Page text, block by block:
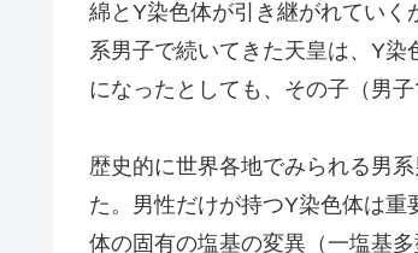
綿とY染色体が引き継がれてい
系男子で続いてきた天皇は、Y
になったとしても、その子（男
歴史的に世界各地でみられる男
た。男性だけが持つY染色体は
体の固有の塩基の変異（一塩基